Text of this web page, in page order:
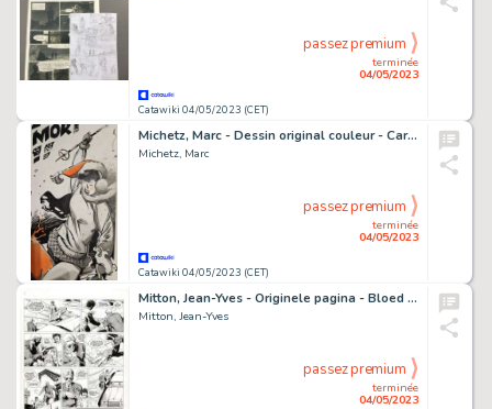
Catawiki 04/05/2023 (CET)
terminée
04/05/2023
passez premium
Michetz, Marc - Dessin original couleur - Carte de Voeux 2013 - 2012 est mort ! - (2012)
Michetz, Marc
Catawiki 04/05/2023 (CET)
terminée
04/05/2023
passez premium
Mitton, Jean-Yves - Originele pagina - Bloed en Stilte 10 - De dans zonder einde - (1996)
Mitton, Jean-Yves
terminée
04/05/2023
passez premium